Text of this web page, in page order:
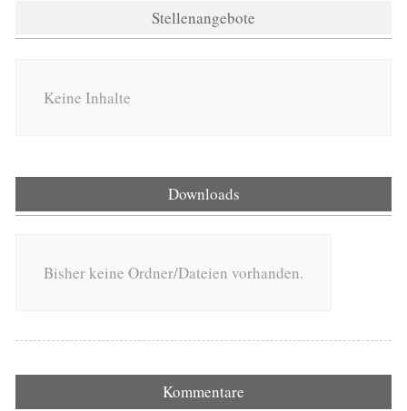
Stellenangebote
Keine Inhalte
Downloads
Bisher keine Ordner/Dateien vorhanden.
Kommentare